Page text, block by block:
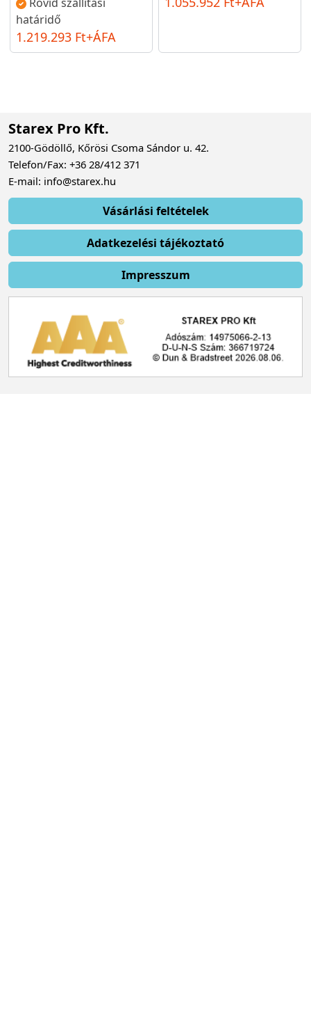
határidő
1.219.293 Ft+ÁFA
Starex Pro Kft.
2100-Gödöllő, Kőrösi Csoma Sándor u. 42.
Telefon/Fax: +36 28/412 371
E-mail: info@starex.hu
Vásárlási feltételek
Adatkezelési tájékoztató
Impresszum